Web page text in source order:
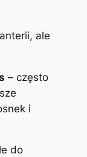
ale
– często
i
do